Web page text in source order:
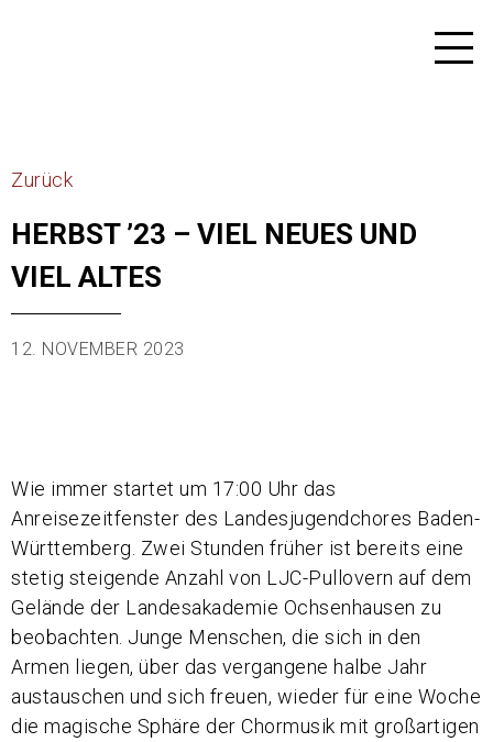
Zurück
HERBST ’23 – VIEL NEUES UND
VIEL ALTES
12. NOVEMBER 2023
Wie immer startet um 17:00 Uhr das
Anreisezeitfenster des Landesjugendchores Baden-
Württemberg. Zwei Stunden früher ist bereits eine
stetig steigende Anzahl von LJC-Pullovern auf dem
Gelände der Landesakademie Ochsenhausen zu
beobachten. Junge Menschen, die sich in den
Armen liegen, über das vergangene halbe Jahr
austauschen und sich freuen, wieder für eine Woche
die magische Sphäre der Chormusik mit großartigen